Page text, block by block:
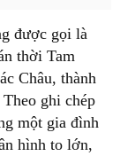
được gọi là
thời Tam
Châu, thành
ghi chép
một gia đình
hình to lớn,